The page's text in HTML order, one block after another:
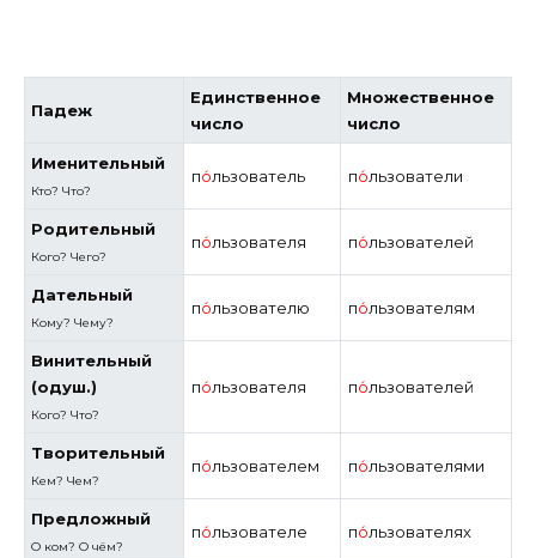
Падеж
Единственное
число
Множественное
число
Именительный
Кто? Что?
по́льзователь по́льзователи
Родительный
Кого? Чего?
по́льзователя по́льзователей
Дательный
Кому? Чему?
по́льзователю по́льзователям
Винительный
(одуш.)
Кого?Что?
по́льзователя по́льзователей
Творительный
Кем? Чем?
по́льзователем по́льзователями
Предложный
О ком? О чём?
по́льзователе по́льзователях